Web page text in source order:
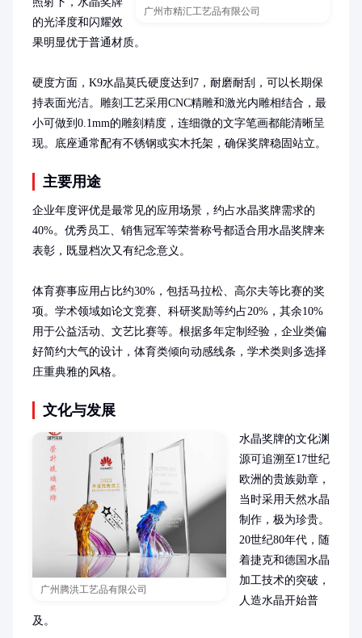
广州市精汇工艺品有限公司
的光泽度和闪耀效
果明显优于普通材质。
硬度方面，K9水晶莫氏硬度达到7，耐磨耐刮，可以长期保
持表面光洁。雕刻工艺采用CNC精雕和激光内雕相结合，最
小可做到0.1mm的雕刻精度，连细微的文字笔画都能清晰呈
现。底座通常配有不锈钢或实木托架，确保奖牌稳固站立。
主要用途
企业年度评优是最常见的应用场景，约占水晶奖牌需求的
40%。优秀员工、销售冠军等荣誉称号都适合用水晶奖牌来
表彰，既显档次又有纪念意义。
体育赛事应用占比约30%，包括马拉松、高尔夫等比赛的奖
项。学术领域如论文竞赛、科研奖励等约占20%，其余10%
用于公益活动、文艺比赛等。根据多年定制经验，企业类偏
好简约大气的设计，体育类倾向动感线条，学术类则多选择
庄重典雅的风格。
文化与发展
广州腾洪工艺品有限公司
水晶奖牌的文化渊
源可追溯至17世纪
欧洲的贵族勋章，
当时采用天然水晶
制作，极为珍贵。
20世纪80年代，随
着捷克和德国水晶
加工技术的突破，
人造水晶开始普
及。